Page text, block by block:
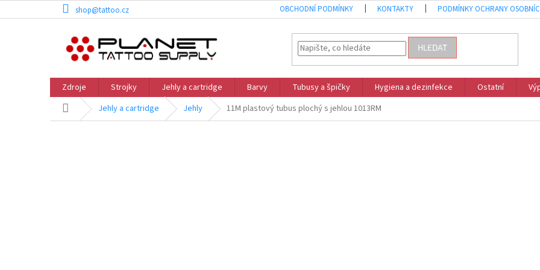
na
shop@tattoo.cz OBCHODNÍ PODMÍNKY KONTAKTY PODMÍNKY OCHRANY
HLEDAT
Zdroje Strojky Jehly a cartridge Barvy Tubusy a špičky Hygiena a dezinfekce Ostatní
Domů Jehly a cartridge Jehly 11M plastový tubus plochý s jehlou 1013RM